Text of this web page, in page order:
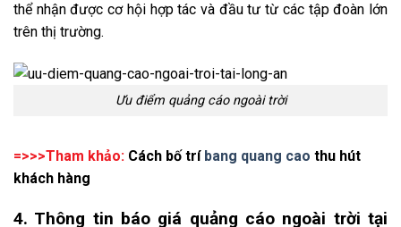
thể nhận được cơ hội hợp tác và đầu tư từ các tập đoàn lớn
trên thị trường.
Ưu điểm quảng cáo ngoài trời
=>>>Tham khảo: Cách bố trí bang quang cao thu hút
khách hàng
4. Thông tin báo giá quảng cáo ngoài trời tại